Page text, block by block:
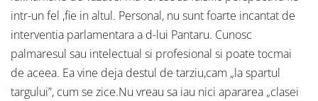
intr-un fel ,fie in altul. Personal, nu sunt foarte incantat de
interventia parlamentara a d-lui Pantaru. Cunosc
palmaresul sau intelectual si profesional si poate tocmai
de aceea. Ea vine deja destul de tarziu,cam „la spartul
targului”, cum se zice.Nu vreau sa iau nici apararea „clasei